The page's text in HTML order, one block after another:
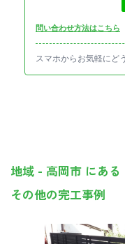
問い合わせ方法はこちら
スマホからお気軽にど
地域 - 高岡市 にある
その他の完工事例